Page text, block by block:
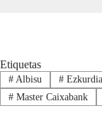
Etiquetas
#Albisu #Ezkurdia
#Master Caixabank